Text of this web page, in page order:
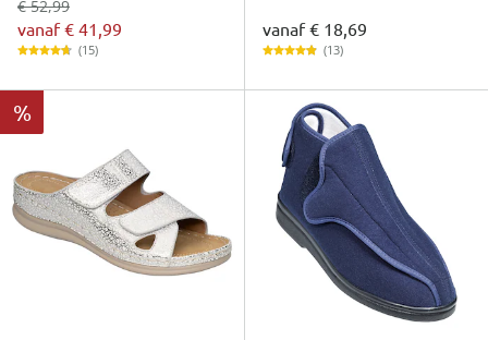
€ 52,99
vanaf€ 41,99
(15)
vanaf€ 18,69
(13)
%